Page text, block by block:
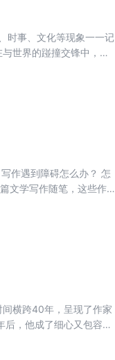
时事、文化等现象一一记
世界的踫撞交锋中，呈
作遇到障碍怎么办？ 怎
文学写作随笔，这些作
横跨40年，呈现了作家
，他成了细心又包容的